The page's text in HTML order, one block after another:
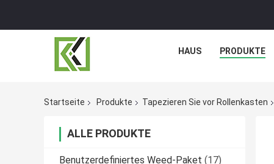
HAUS PRODUKTE
Startseite Produkte Tapezieren Sie vor Rollenkasten
ALLE PRODUKTE
Benutzerdefiniertes Weed-Paket (17)